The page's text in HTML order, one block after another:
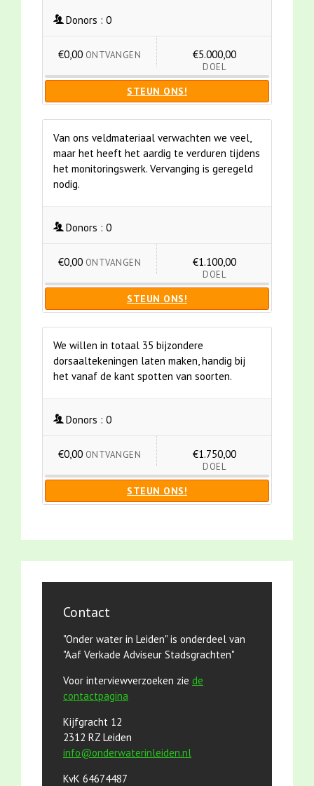
Donors : 0
€0,00 ONTVANGEN €5.000,00
DOEL
STEUN ONS!
Van ons veldmateriaal verwachten we veel,
maar het heeft het aardig te verduren tijdens
het monitoringswerk. Vervanging is geregeld
nodig.
Donors : 0
€0,00 ONTVANGEN €1.100,00
DOEL
STEUN ONS!
We willen in totaal 35 bijzondere
dorsaaltekeningen laten maken, handig bij
het vanaf de kant spotten van soorten.
Donors : 0
€0,00 ONTVANGEN €1.750,00
DOEL
STEUN ONS!
Contact
"Onder water in Leiden" is onderdeel van
"Aaf Verkade Adviseur Stadsgrachten"
Voor interviewverzoeken zie de
contactpagina
Kijfgracht 12
2312 RZ Leiden
info@onderwaterinleiden.nl
KvK 64674487